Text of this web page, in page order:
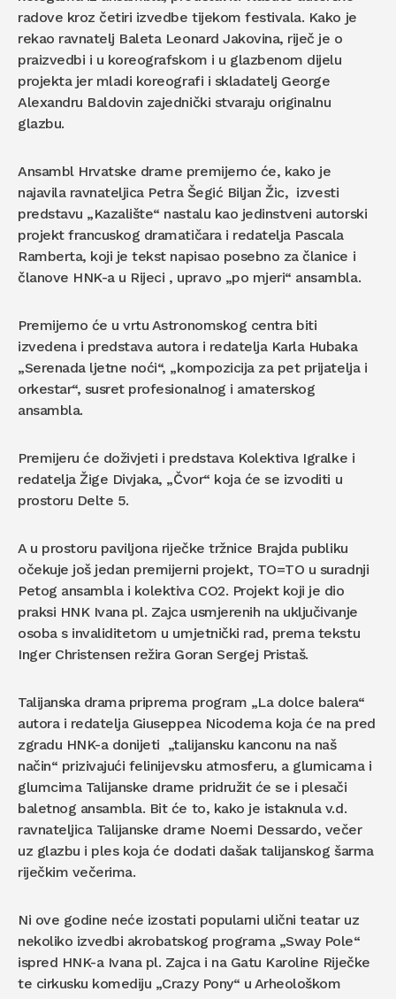
radove kroz četiri izvedbe tijekom festivala. Kako je
rekao ravnatelj Baleta Leonard Jakovina, riječ je o
praizvedbi i u koreografskom i u glazbenom dijelu
projekta jer mladi koreografi i skladatelj George
Alexandru Baldovin zajednički stvaraju originalnu
glazbu.
Ansambl Hrvatske drame premijerno će, kako je
najavila ravnateljica Petra Šegić Biljan Žic, izvesti
predstavu „Kazalište“ nastalu kao jedinstveni autorski
projekt francuskog dramatičara i redatelja Pascala
Ramberta, koji je tekst napisao posebno za članice i
članove HNK-a u Rijeci , upravo „po mjeri“ ansambla.
Premijerno će u vrtu Astronomskog centra biti
izvedena i predstava autora i redatelja Karla Hubaka
„Serenada ljetne noći“, „kompozicija za pet prijatelja i
orkestar“, susret profesionalnog i amaterskog
ansambla.
Premijeru će doživjeti i predstava Kolektiva Igralke i
redatelja Žige Divjaka, „Čvor“ koja će se izvoditi u
prostoru Delte 5.
A u prostoru paviljona riječke tržnice Brajda publiku
očekuje još jedan premijerni projekt, TO=TO u suradnji
Petog ansambla i kolektiva CO2. Projekt koji je dio
praksi HNK Ivana pl. Zajca usmjerenih na uključivanje
osoba s invaliditetom u umjetnički rad, prema tekstu
Inger Christensen režira Goran Sergej Pristaš.
Talijanska drama priprema program „La dolce balera“
autora i redatelja Giuseppea Nicodema koja će na pred
zgradu HNK-a donijeti „talijansku kanconu na naš
način“ prizivajući felinijevsku atmosferu, a glumicama i
glumcima Talijanske drame pridružit će se i plesači
baletnog ansambla. Bit će to, kako je istaknula v.d.
ravnateljica Talijanske drame Noemi Dessardo, večer
uz glazbu i ples koja će dodati dašak talijanskog šarma
riječkim večerima.
Ni ove godine neće izostati popularni ulični teatar uz
nekoliko izvedbi akrobatskog programa „Sway Pole“
ispred HNK-a Ivana pl. Zajca i na Gatu Karoline Riječke
te cirkusku komediju „Crazy Pony“ u Arheološkom